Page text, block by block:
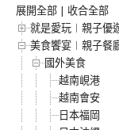
展開全部 | 收合全部
就是愛玩︱親子優
美食饗宴︱親子餐
國外美食
越南峴港
越南會安
日本福岡